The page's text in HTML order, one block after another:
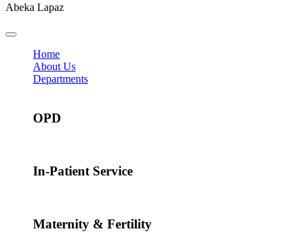
Abeka Lapaz
Home
About Us
Departments
OPD
In-Patient Service
Maternity & Fertility